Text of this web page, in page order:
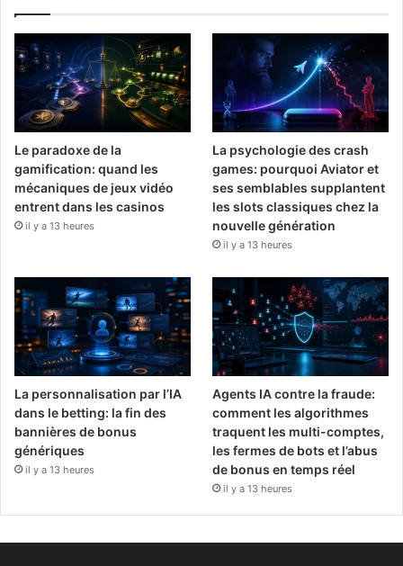
Le paradoxe de la
gamification: quand les
mécaniques de jeux vidéo
entrent dans les casinos
il y a 13 heures
La psychologie des crash
games: pourquoi Aviator et
ses semblables supplantent
les slots classiques chez la
nouvelle génération
il y a 13 heures
La personnalisation par l’IA
dans le betting: la fin des
bannières de bonus
génériques
il y a 13 heures
Agents IA contre la fraude:
comment les algorithmes
traquent les multi-comptes,
les fermes de bots et l’abus
de bonus en temps réel
il y a 13 heures